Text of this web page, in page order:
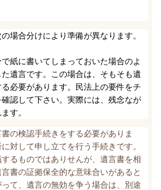
合分けにより準備が異なります。
紙に書いてしまっておいた場合のよ
遺言です。この場合は、そもそも遺
必要があります。民法上の要件をチ
認して下さい。実際には、残念なが
す。
の検認手続きをする必要がありま
対して申し立てを行う手続きです。
るものではありせんが、遺言書を相
書の証拠保全的な意味合いがあると
て、遺言の無効を争う場合は、別途